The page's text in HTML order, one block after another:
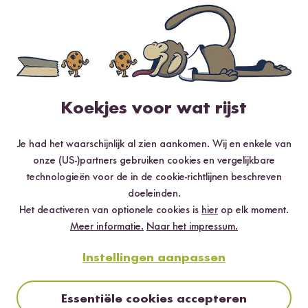
Loading...
184
Magnetron Rijstkoker
Zojirushi Rijstkokers
Koekjes voor wat rijst
Je had het waarschijnlijk al zien aankomen. Wij en enkele van
onze (US-)partners gebruiken cookies en vergelijkbare
technologieën voor de in de cookie-richtlijnen beschreven
doeleinden.
Het deactiveren van optionele cookies is hier op elk moment.
Meer informatie. Naar het impressum.
Instellingen aanpassen
Essentiële cookies accepteren